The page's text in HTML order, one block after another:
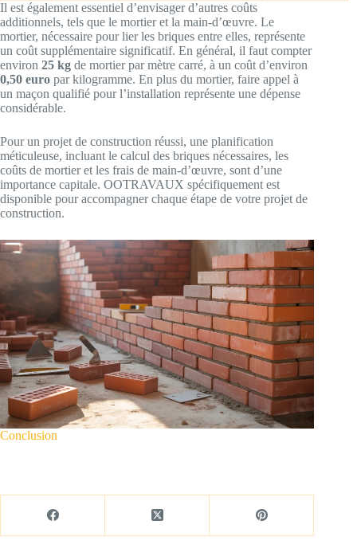
Il est également essentiel d’envisager d’autres coûts
additionnels, tels que le mortier et la main-d’œuvre. Le
mortier, nécessaire pour lier les briques entre elles, représente
un coût supplémentaire significatif. En général, il faut compter
environ 25 kg de mortier par mètre carré, à un coût d’environ
0,50 euro par kilogramme. En plus du mortier, faire appel à
un maçon qualifié pour l’installation représente une dépense
considérable.
Pour un projet de construction réussi, une planification
méticuleuse, incluant le calcul des briques nécessaires, les
coûts de mortier et les frais de main-d’œuvre, sont d’une
importance capitale. OOTRAVAUX spécifiquement est
disponible pour accompagner chaque étape de votre projet de
construction.
Conclusion